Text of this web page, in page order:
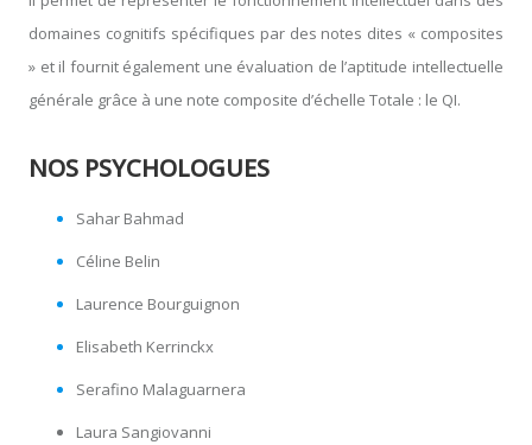
domaines cognitifs spécifiques par des notes dites « composites
» et il fournit également une évaluation de l’aptitude intellectuelle
générale grâce à une note composite d’échelle Totale : le QI.
NOS PSYCHOLOGUES
Sahar Bahmad
Céline Belin
Laurence Bourguignon
Elisabeth Kerrinckx
Serafino Malaguarnera
Laura Sangiovanni